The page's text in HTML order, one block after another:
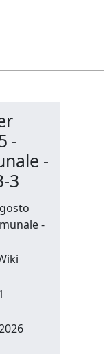
-
-
3
-